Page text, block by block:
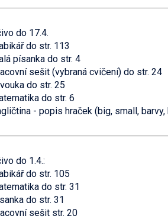
do 17.4.
do str. 113
písanka do str. 4
sešit (vybraná cvičení) do str. 24
do str. 25
do str. 6
- popis hraček (big, small,
do 1.4.:
do str. 105
do str. 31
do str. 31
sešit str. 20